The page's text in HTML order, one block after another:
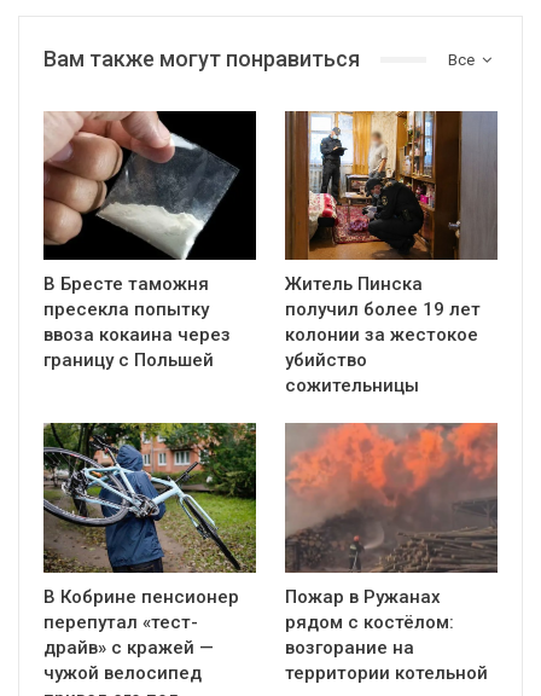
Все
Вам также могут понравиться
В Бресте таможня
пресекла попытку
ввоза кокаина через
границу с Польшей
Житель Пинска
получил более 19 лет
колонии за жестокое
убийство
сожительницы
В Кобрине пенсионер
перепутал «тест-
драйв» с кражей —
чужой велосипед
Пожар в Ружанах
рядом с костёлом:
возгорание на
территории котельной